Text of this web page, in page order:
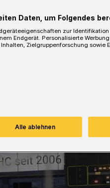
Daten, um Folgendes
zur
Endgerät. Personalisierte
Zielgruppenforschung sowie
Alle ablehnen